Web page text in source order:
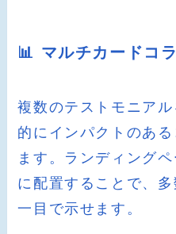
📊 マルチカードコ
複数のテストモニア
的にインパクトのあ
ます。ランディング
に配置することで、
一目で示せます。